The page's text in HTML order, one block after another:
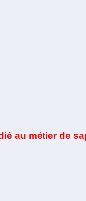
au métier de